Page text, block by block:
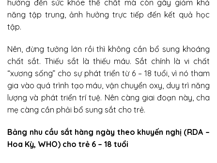
hưởng đến sức khỏe thể chất mà còn gây giảm khả
năng tập trung, ảnh hưởng trực tiếp đến kết quả học
tập.
Nên, đừng tưởng lớn rồi thì không cần bổ sung khoáng
chất sắt. Thiếu sắt là thiếu máu. Sắt chính là vi chất
“xương sống” cho sự phát triển từ 6 – 18 tuổi, vì nó tham
gia vào quá trình tạo máu, vận chuyển oxy, duy trì năng
lượng và phát triển trí tuệ. Nên càng giai đoạn này, cha
mẹ càng cần phải bổ sung sắt cho trẻ.
Bảng nhu cầu sắt hàng ngày theo khuyến nghị (RDA –
Hoa Kỳ, WHO) cho trẻ 6 – 18 tuổi